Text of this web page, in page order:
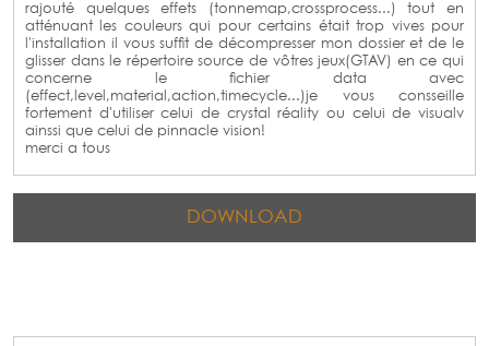
rajouté quelques effets (tonnemap,crossprocess...) tout en
atténuant les couleurs qui pour certains était trop vives pour
l'installation il vous suffit de décompresser mon dossier et de le
glisser dans le répertoire source de vôtres jeux(GTAV) en ce qui
concerne le fichier data avec
(effect,level,material,action,timecycle...)je vous consseille
fortement d'utiliser celui de crystal réality ou celui de visualv
ainssi que celui de pinnacle vision!
merci a tous
DOWNLOAD